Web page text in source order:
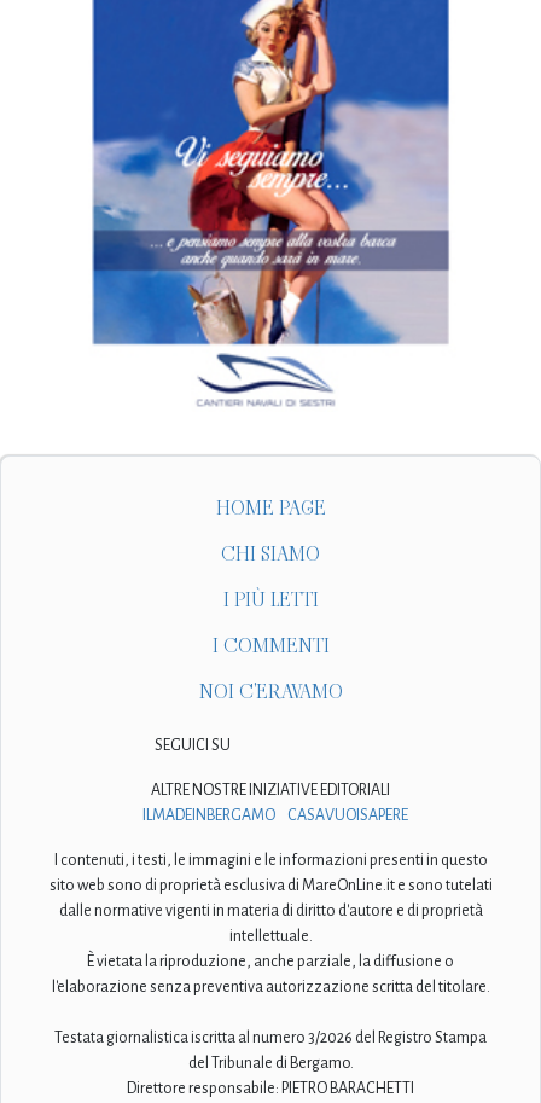
HOME PAGE
CHI SIAMO
I PIÙ LETTI
I COMMENTI
NOI C'ERAVAMO
SEGUICI SU
ALTRE NOSTRE INIZIATIVE EDITORIALI
ILMADEINBERGAMO
CASAVUOISAPERE
I contenuti, i testi, le immagini e le informazioni presenti in questo
sito web sono di proprietà esclusiva di MareOnLine.it e sono tutelati
dalle normative vigenti in materia di diritto d'autore e di proprietà
intellettuale.
È vietata la riproduzione, anche parziale, la diffusione o
l'elaborazione senza preventiva autorizzazione scritta del titolare.
Testata giornalistica iscritta al numero 3/2026 del Registro Stampa
del Tribunale di Bergamo.
Direttore responsabile: PIETRO BARACHETTI